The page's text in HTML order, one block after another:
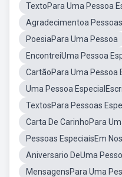
TextoPara Uma Pessoa
Agradecimentoa
PoesiaPara Uma Pessoa
EncontreiUma Pessoa
CartãoPara Uma Pessoa
Uma Pessoa
TextosPara Pessoas
Carta De CarinhoPara
Pessoas EspeciaisEm
Aniversario DeUma
MensagensPara Uma